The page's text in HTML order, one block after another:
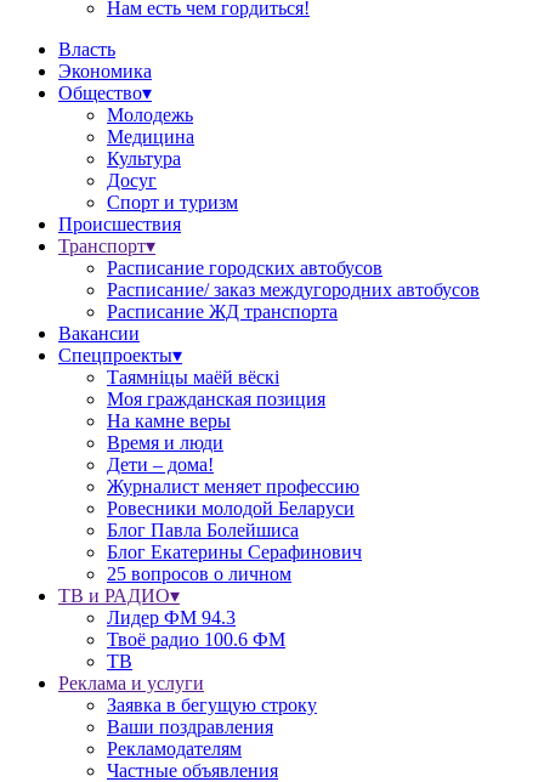
Нам есть чем гордиться!
Власть
Экономика
Общество▾
Молодежь
Медицина
Культура
Досуг
Спорт и туризм
Происшествия
Транспорт▾
Расписание городских автобусов
Расписание/ заказ междугородних автобусов
Расписание ЖД транспорта
Вакансии
Спецпроекты▾
Таямніцы маёй вёскі
Моя гражданская позиция
На камне веры
Время и люди
Дети – дома!
Журналист меняет профессию
Ровесники молодой Беларуси
Блог Павла Болейшиса
Блог Екатерины Серафинович
25 вопросов о личном
ТВ и РАДИО▾
Лидер ФМ 94.3
Твоё радио 100.6 ФМ
ТВ
Реклама и услуги
Заявка в бегущую строку
Ваши поздравления
Рекламодателям
Частные объявления